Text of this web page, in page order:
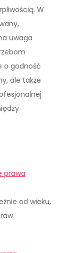
W
uwaga
o godność
ale także
prawa
od wieku,